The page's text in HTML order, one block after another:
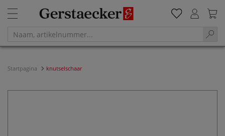
Startpagina knutselschaar